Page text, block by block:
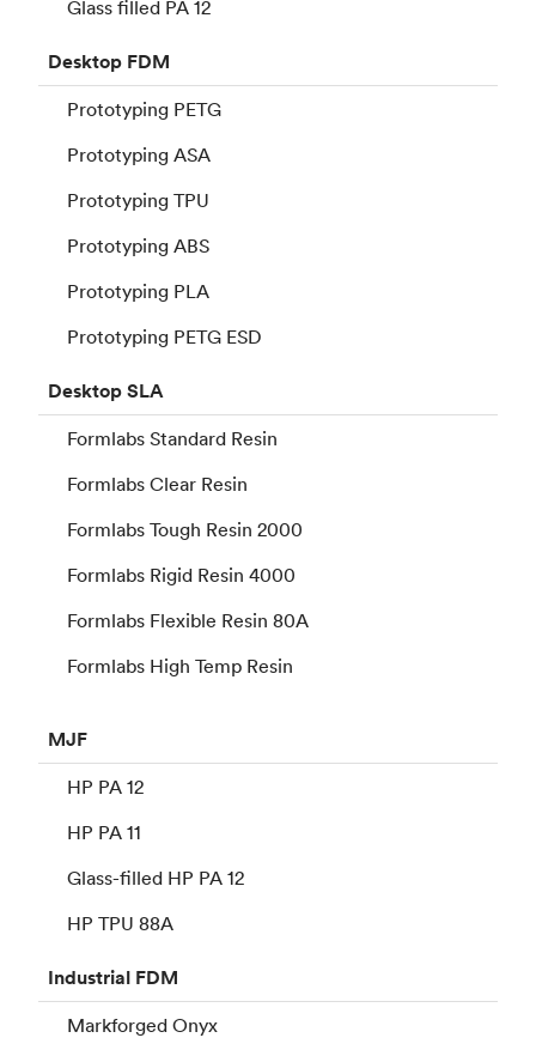
Glass filled PA 12
Desktop FDM
Prototyping PETG
Prototyping ASA
Prototyping TPU
Prototyping ABS
Prototyping PLA
Prototyping PETG ESD
DesktopSLA
Formlabs Standard Resin
Formlabs Clear Resin
Formlabs Tough Resin 2000
Formlabs Rigid Resin 4000
Formlabs Flexible Resin 80A
Formlabs High Temp Resin
MJF
HP PA 12
HP PA 11
Glass-filled HP PA 12
HP TPU 88A
Industrial FDM
Markforged Onyx